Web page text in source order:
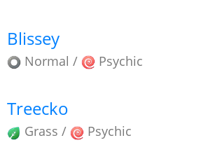
Blissey
Normal / Psychic
Treecko
Grass / Psychic